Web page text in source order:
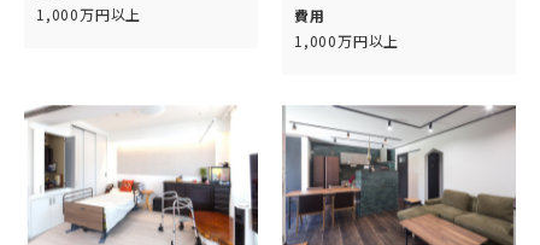
1,000万円以上
費用
1,000万円以上